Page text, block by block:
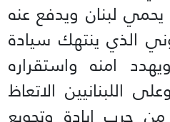
لبنان ويدفع عنه
الذي ينتهك سيادة
امنه واستقراره
اللبنانيين الاتعاظ